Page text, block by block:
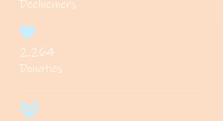
Deelnemers
2.264
Donaties